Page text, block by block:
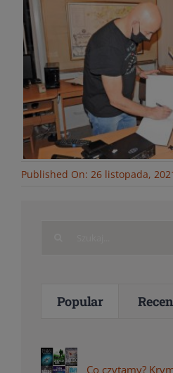
Published On: 26 listopada,
Popular
Co czytamy?